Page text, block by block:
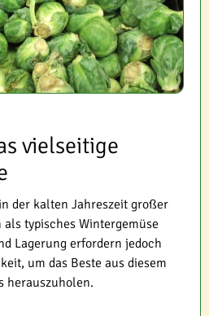
vielseitige
der kalten Jahreszeit großer
typisches Wintergemüse
Lagerung erfordern jedoch
um das Beste aus diesem
herauszuholen.